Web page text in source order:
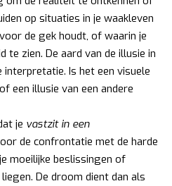
op situaties in je waakleven
de gek houdt, of waarin je
te zien. De aard van de illusie in
Is het een visuele
een illusie van een andere
je vastzit in een
de confrontatie met de harde
moeilijke beslissingen of
De droom dient dan als